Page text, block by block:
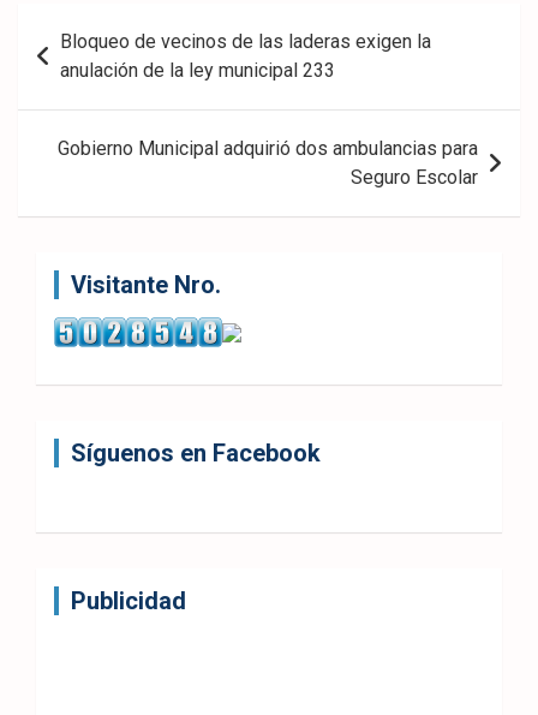
Navegación
de
entradas
Bloqueo de vecinos de las laderas exigen la
anulación de la ley municipal 233
Gobierno Municipal adquirió dos ambulancias para
Seguro Escolar
Visitante Nro.
Síguenos en Facebook
Publicidad